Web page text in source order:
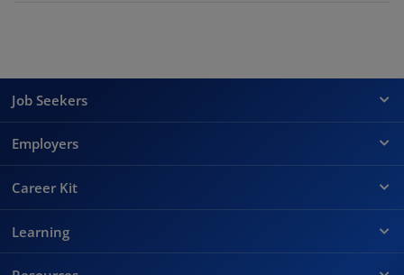
Job Seekers
Employers
Career Kit
Learning